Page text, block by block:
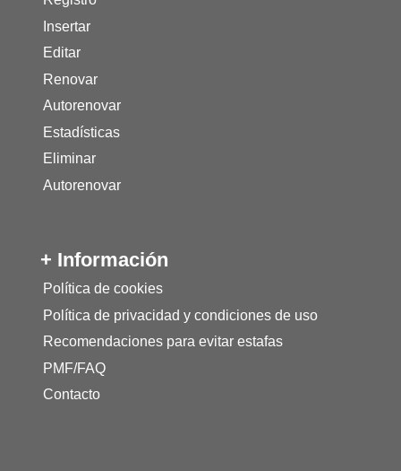
Insertar
Editar
Renovar
Autorenovar
Estadísticas
Eliminar
Autorenovar
+ Información
Política de cookies
Política de privacidad y condiciones de uso
Recomendaciones para evitar estafas
PMF/FAQ
Contacto